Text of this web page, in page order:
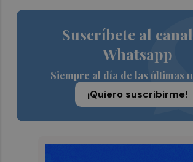
Suscríbete al
Whatsapp
Siempre al día de las últimas
¡Quiero suscribirme!